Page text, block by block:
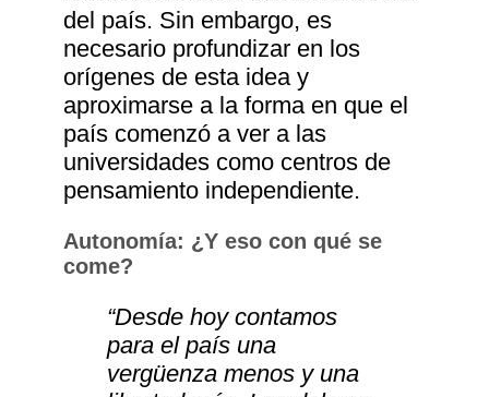
del país. Sin embargo, es
necesario profundizar en los
orígenes de esta idea y
aproximarse a la forma en que el
país comenzó a ver a las
universidades como centros de
pensamiento independiente.
Autonomía: ¿Y eso con qué se
come?
“Desde hoy contamos
para el país una
vergüenza menos y una